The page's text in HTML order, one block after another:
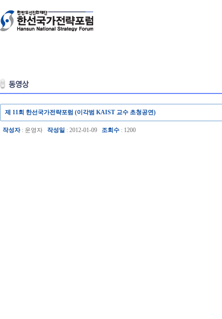
제 11회 한선국가전략포럼 (이각범 KAIST 교수 초청공연)
작성자: 운영자 작성일 : 2012-01-09 조회수 : 1200